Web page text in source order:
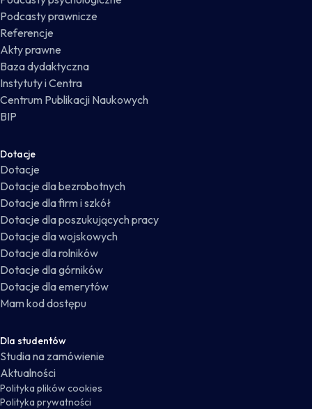
Podcasty prawnicze
Referencje
Akty prawne
Baza dydaktyczna
Instytuty i Centra
Centrum Publikacji Naukowych
BIP
Dotacje
Dotacje
Dotacje dla bezrobotnych
Dotacje dla firm i szkół
Dotacje dla poszukujących pracy
Dotacje dla wojskowych
Dotacje dla rolników
Dotacje dla górników
Dotacje dla emerytów
Mam kod dostępu
Dla studentów
Studia na zamówienie
Aktualności
Polityka plików cookies
Polityka prywatności